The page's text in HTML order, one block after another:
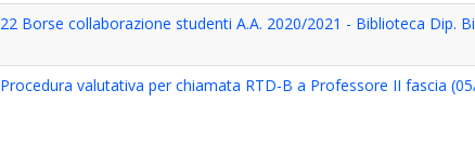
22 Borse collaborazione studenti A.A. 2020/2021 - Biblioteca Dip.
Procedura valutativa per chiamata RTD-B a Professore II fascia